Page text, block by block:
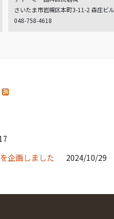
さいたま市岩槻区本町3-11-2 森庄ビ
048-758-4618
企画しました
2024/10/29